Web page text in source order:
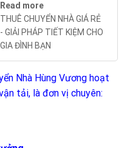
Read more
THUÊ CHUYỂN NHÀ GIÁ RẺ
- GIẢI PHÁP TIẾT KIỆM CHO
GIA ĐÌNH BẠN
Nhà Hùng Vương hoạt
tải, là đơn vị chuyên: